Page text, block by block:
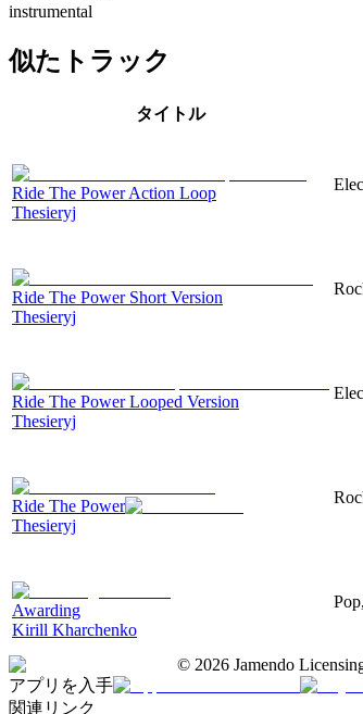
instrumental
似たトラック
タイトル
Ride The Power Action Loop
Thesieryj
Ride The Power Short Version
Thesieryj
Ride The Power Looped Version
Thesieryj
Ride The Power
Thesieryj
Awarding
Kirill Kharchenko
© 2026 Jamendo
アプリを入手
関連リンク